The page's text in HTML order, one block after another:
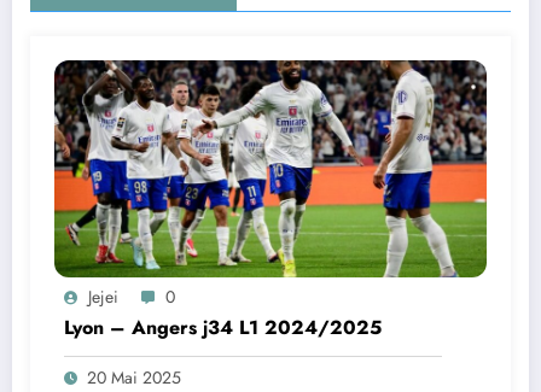
Jejei 0
Lyon – Angers j34 L1 2024/2025
20 Mai 2025